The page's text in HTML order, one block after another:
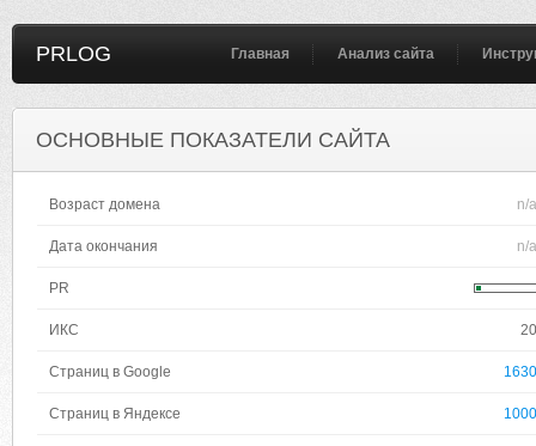
PRLOG Главная Анализ сайта
ОСНОВНЫЕ ПОКАЗАТЕЛИ САЙТА
Возраст домена n/a
Дата окончания n/a
PR
ИКС 20
Страниц в Google 1630
Страниц в Яндексе 1000